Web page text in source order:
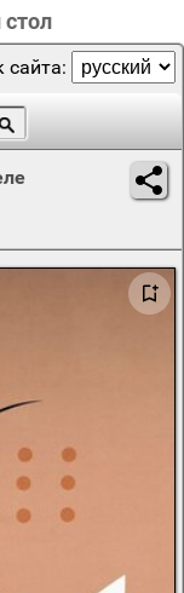
стол
сайта: